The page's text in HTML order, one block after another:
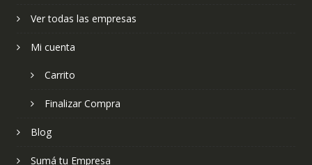
Ver todas las empresas
Mi cuenta
Carrito
Finalizar Compra
Blog
Sumá tu Empresa